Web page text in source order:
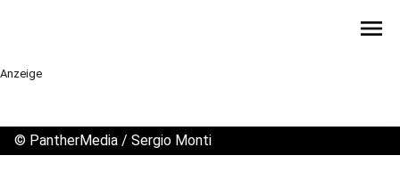
menu
Anzeige
© PantherMedia / Sergio Monti